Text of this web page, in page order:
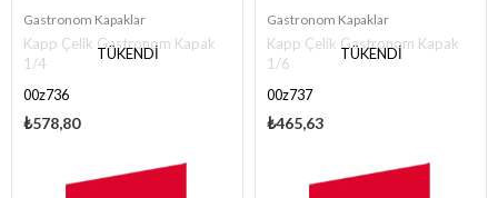
TÜKENDI
Gastronom Kapaklar
Kapp Çelik Gastronom Kapak
1/4
00z736
₺578,80
TÜKENDI
Gastronom Kapaklar
Kapp Çelik Gastronom Kapak
1/6
00z737
₺465,63